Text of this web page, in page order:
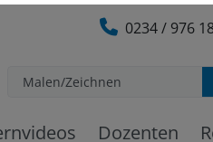
0234 / 976
Malen/Zeichnen
Dozenten